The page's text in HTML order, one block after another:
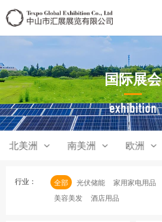
国际展会
exhibition
北美洲 南美洲 欧洲
行业： 全部 光伏储能 家用家电用品
美容美发
酒店用品